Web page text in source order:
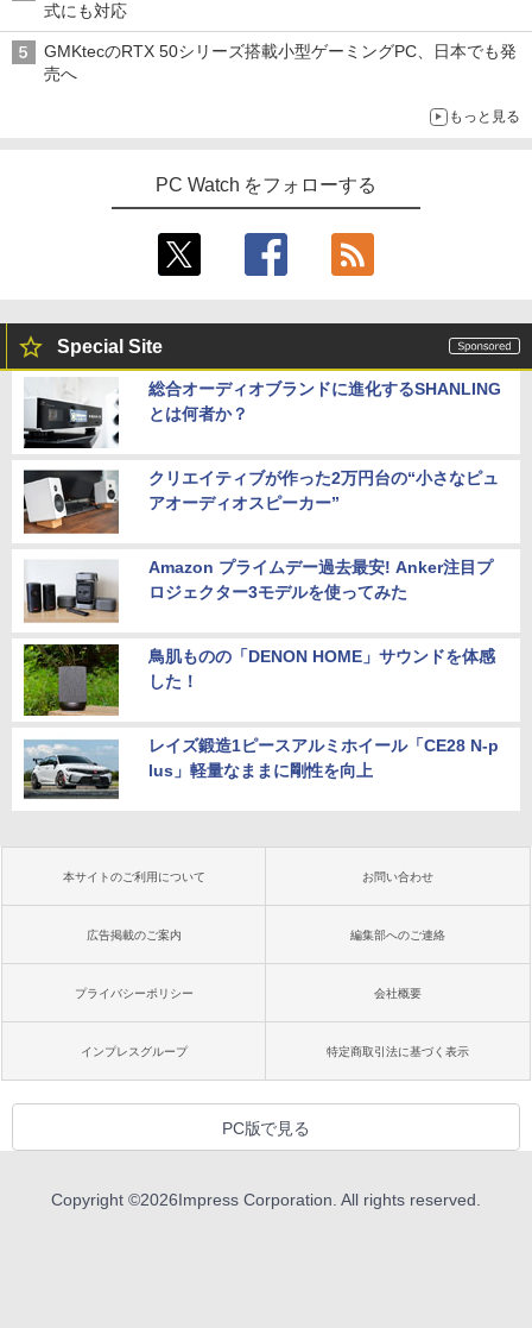
式にも対応
GMKtecのRTX 50シリーズ搭載小型ゲーミングPC、日本でも発
売へ
もっと見る
PC Watch をフォローする
Special Site
総合オーディオブランドに進化するSHANLING
とは何者か？
クリエイティブが作った2万円台の“小さなピュ
アオーディオスピーカー”
Amazon プライムデー過去最安! Anker注目プ
ロジェクター3モデルを使ってみた
鳥肌ものの「DENON HOME」サウンドを体感
した！
レイズ鍛造1ピースアルミホイール「CE28 N-p
lus」軽量なままに剛性を向上
本サイトのご利用について お問い合わせ
広告掲載のご案内 編集部へのご連絡
プライバシーポリシー 会社概要
インプレスグループ 特定商取引法に基づく表示
PC版で見る
Copyright ©2026Impress Corporation. All rights reserved.